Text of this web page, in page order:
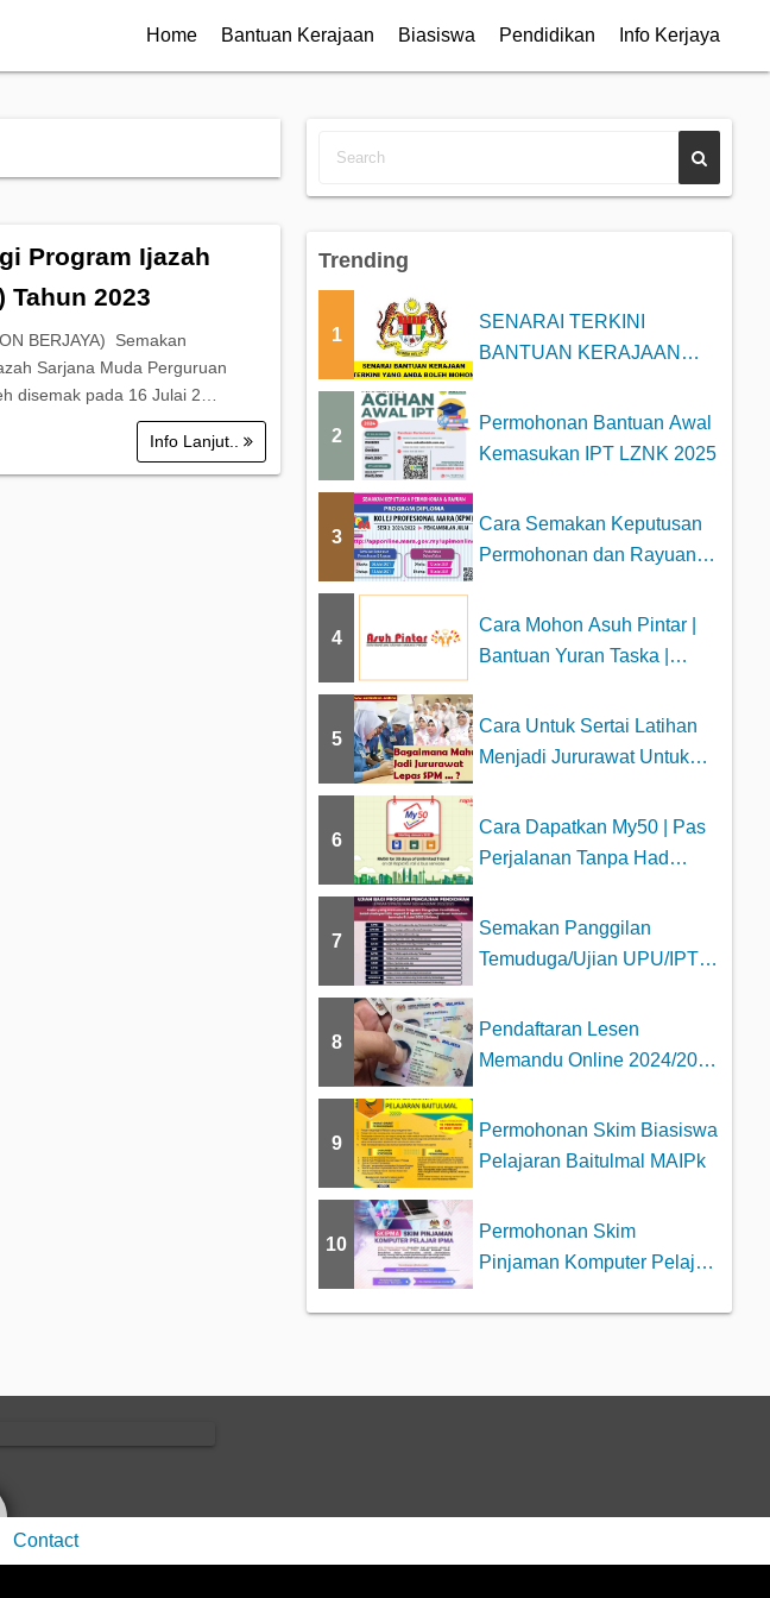
Home Bantuan Kerajaan Biasiswa Pendidikan Info Kerjaya
Program Ijazah
Tahun 2023
BERJAYA) Semakan
Sarjana Muda Perguruan
disemak pada 16 Julai 2…
Info Lanjut..
Trending
1
SENARAI TERKINI
BANTUAN KERAJAAN
MOHON
2
Permohonan Bantuan Awal
Kemasukan IPT LZNK 2025
3
Cara Semakan Keputusan
Permohonan dan Rayuan
4
Cara Mohon Asuh Pintar |
Bantuan Yuran Taska |
5
Cara Untuk Sertai Latihan
Menjadi Jururawat Untuk
6
Cara Dapatkan My50 | Pas
Perjalanan Tanpa Had
7
Semakan Panggilan
Temuduga/Ujian UPU/IPTA
8
Pendaftaran Lesen
Memandu Online 2024/2025
9
Permohonan Skim Biasiswa
Pelajaran Baitulmal MAIPk
10
Permohonan Skim
Pinjaman Komputer Pelajar
Contact